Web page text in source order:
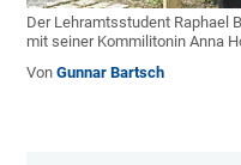
Der Lehramtsstudent Raphael
mit seiner Kommilitonin Anna
VonGunnar Bartsch